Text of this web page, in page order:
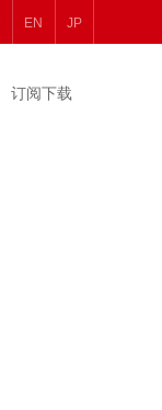
EN JP
订阅下载